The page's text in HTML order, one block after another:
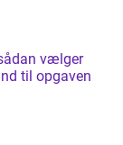
til opgaven